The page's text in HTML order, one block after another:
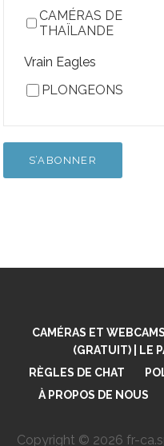
CAMÉRAS DE
THAÏLANDE
Vrain Eagles
PLONGEONS
CAMÉRAS ET
(GRATUIT) | LE
RÈGLES DE CHAT
À PROPOS DE NOUS
Copyright © 2026 fr-